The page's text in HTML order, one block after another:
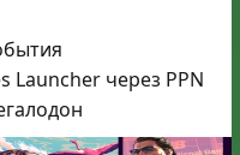
Launcher через PPN